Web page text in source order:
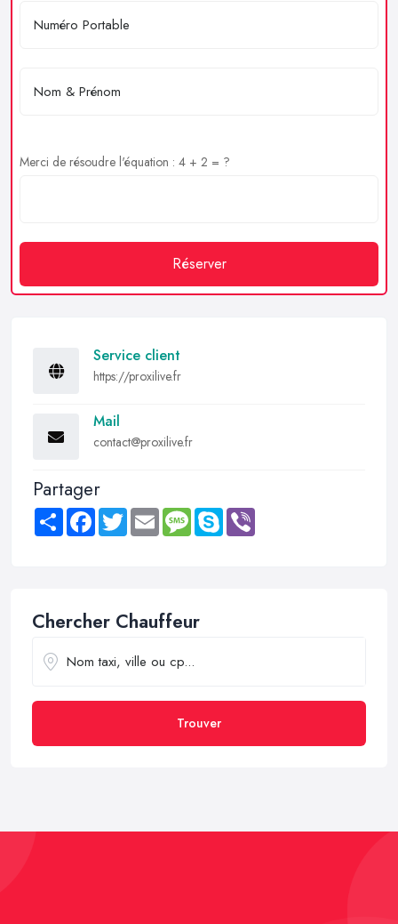
Merci de résoudre l'équation : 4 + 2 = ?
Réserver
Service client
https://proxilive.fr
Mail
contact@proxilive.fr
Partager
Share FacebookTwitter Email MessageSkype
Chercher Chauffeur
Trouver